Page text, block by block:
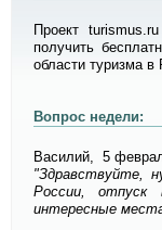
Проект
получить
области туризма в
Вопрос недели:
Василий, 5
"Здравствуйте,
России, отпуск
интересные